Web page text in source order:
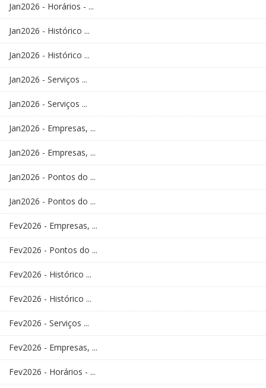
Jan2026 - Horários - ...
Jan2026 - Histórico ...
Jan2026 - Histórico ...
Jan2026 - Serviços ...
Jan2026 - Serviços ...
Jan2026 - Empresas, ...
Jan2026 - Empresas, ...
Jan2026 - Pontos do ...
Jan2026 - Pontos do ...
Fev2026 - Empresas, ...
Fev2026 - Pontos do ...
Fev2026 - Histórico ...
Fev2026 - Histórico ...
Fev2026 - Serviços ...
Fev2026 - Empresas, ...
Fev2026 - Horários - ...